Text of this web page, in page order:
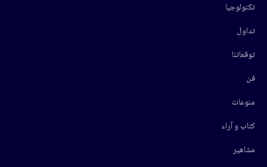
تكنولوجيا
تداول
توقعاتنا
فن
منوعات
كتاب و آراء
مشاهير